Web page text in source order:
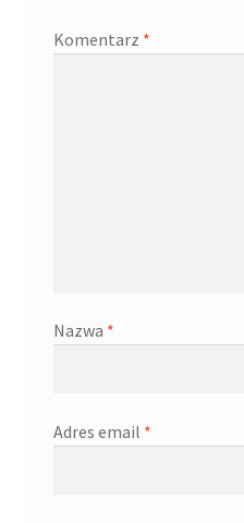
Komentarz *
Nazwa *
Adres email *